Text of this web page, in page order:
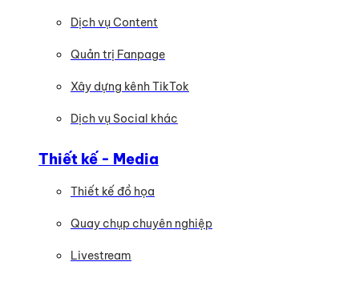
Dịch vụ Content
Quản trị Fanpage
Xây dựng kênh TikTok
Dịch vụ Social khác
Thiết kế - Media
Thiết kế đồ họa
Quay chụp chuyên nghiệp
Livestream